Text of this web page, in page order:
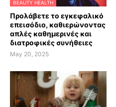
BEAUTY HEALTH
Προλάβετε το εγκεφαλικό
επεισόδιο, καθιερώνοντας
απλές καθημερινές και
διατροφικές συνήθειες
May 20, 2025